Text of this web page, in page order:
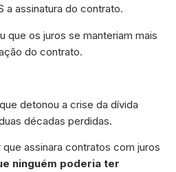
a assinatura do contrato.
que os juros se manteriam mais
do contrato.
detonou a crise da dívida
décadas perdidas.
assinara contratos com juros
ninguém poderia ter